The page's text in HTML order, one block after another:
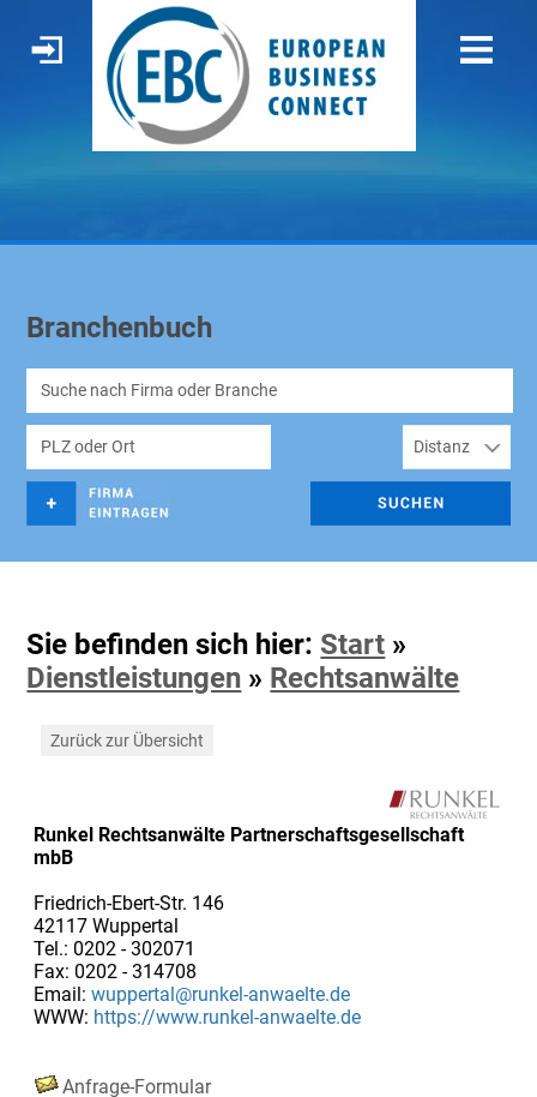
Branchenbuch
Sie befinden sich hier: Start »
Dienstleistungen » Rechtsanwälte
Zurück zur Übersicht
Runkel Rechtsanwälte Partnerschaftsgesellschaft
mbB
Friedrich-Ebert-Str. 146
42117 Wuppertal
Tel.: 0202 - 302071
Fax: 0202 - 314708
Email: wuppertal@runkel-anwaelte.de
WWW: https://www.runkel-anwaelte.de
Anfrage-Formular